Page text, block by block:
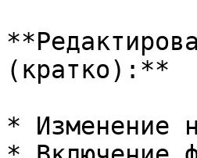
(кратко):**
* Изменение